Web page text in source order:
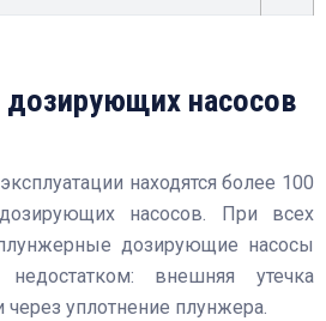
насосов
находятся более 100
насосов. При всех
дозирующие насосы
внешняя утечка
уплотнение плунжера.